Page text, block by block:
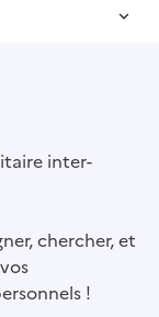
inter-
chercher, et
!